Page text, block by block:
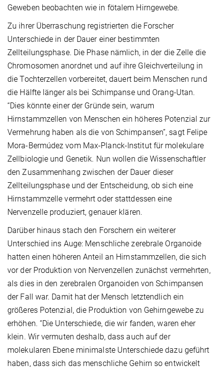
Geweben beobachten wie in fötalem Hirngewebe.
Zu ihrer Überraschung registrierten die Forscher
Unterschiede in der Dauer einer bestimmten
Zellteilungsphase. Die Phase nämlich, in der die Zelle die
Chromosomen anordnet und auf ihre Gleichverteilung in
die Tochterzellen vorbereitet, dauert beim Menschen rund
die Hälfte länger als bei Schimpanse und Orang-Utan.
“Dies könnte einer der Gründe sein, warum
Hirnstammzellen von Menschen ein höheres Potenzial zur
Vermehrung haben als die von Schimpansen”, sagt Felipe
Mora-Bermúdez vom Max-Planck-Institut für molekulare
Zellbiologie und Genetik. Nun wollen die Wissenschaftler
den Zusammenhang zwischen der Dauer dieser
Zellteilungsphase und der Entscheidung, ob sich eine
Hirnstammzelle vermehrt oder stattdessen eine
Nervenzelle produziert, genauer klären.
Darüber hinaus stach den Forschern ein weiterer
Unterschied ins Auge: Menschliche zerebrale Organoide
hatten einen höheren Anteil an Hirnstammzellen, die sich
vor der Produktion von Nervenzellen zunächst vermehrten,
als dies in den zerebralen Organoiden von Schimpansen
der Fall war. Damit hat der Mensch letztendlich ein
größeres Potenzial, die Produktion von Gehirngewebe zu
erhöhen. “Die Unterschiede, die wir fanden, waren eher
klein. Wir vermuten deshalb, dass auch auf der
molekularen Ebene minimalste Unterschiede dazu geführt
haben, dass sich das menschliche Gehirn so entwickelt